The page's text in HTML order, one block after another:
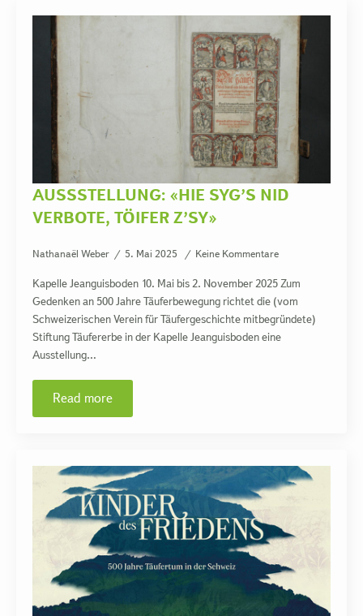
AUSSSTELLUNG: «HIE SYG’S NID
VERBOTE, TÖIFER Z’SY»
Nathanaël Weber 5. Mai 2025 Keine Kommentare
Kapelle Jeanguisboden 10. Mai bis 2. November 2025 Zum
Gedenken an 500 Jahre Täuferbewegung richtet die (vom
Schweizerischen Verein für Täufergeschichte mitbegründete)
Stiftung Täufererbe in der Kapelle Jeanguisboden eine
Ausstellung…
Read more